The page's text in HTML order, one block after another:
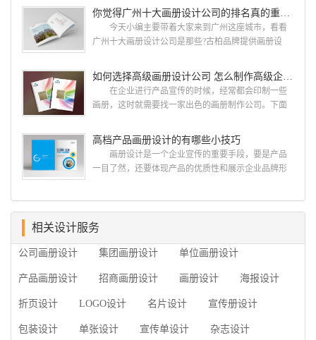
国网络应用的现状和趋势有很深的...
设计画册设计两个都是不能缺少的。标志设计画册设
计 简练、概括、完美!即要成功到几乎找不至更好
的替代方案的程度是我们的目标，其难度比之其它任
何艺术设计都要大得多。因此古柏品牌设计对标志设
用目的、适用范畴并深刻...
今天小编主要带着大家来到广州这座城市，看看
广州十大画册设计公司是那些?古柏品牌提供画册设
计经验,服务过3000多家的广州集团/单位/产品/目录画
册设计/印刷公司。相信不少喜欢设计的小伙伴都会对
今天的内容感兴趣吧! 一、广州的古柏设计 古
柏品牌设计系品牌策划与推广，企业vi形象设计、平面
广的专业...
在企业进行产品宣传的时候，经常都会印制一些
画册，这时就需要找一家出色的画册制作公司。下面
司，怎么制作高级企业画册?高级画册设计公司 如
何选择高级画册设计公司 首先是员工的能力是否
过硬。这包括调研人员观察捕捉信息、与企业顺利沟
通进而获取重要信息的能力;摄影人员拍摄出真实有效
练掌握制作软件，深谙画册设...
高档产品画册设计的有哪些小技巧
画册设计是一个企业宣传的重要手段，要是产品
一目了然，还要体现产品的优质性和展示企业品牌形
产品画册设计要注重企业文化，引起客户关注 现
在企业都在使用产品画册来进行市场宣传，高档产品
个成功的高档产品画册设计，能够将一个公司的企业
相关设计服务
公司画册设计 集团画册设计 单位画册设计
产品画册设计 招商画册设计 画册设计 海报设计
折页设计 LOGO设计 名片设计 宣传册设计
包装设计 单张设计 宣传单设计 杂志设计